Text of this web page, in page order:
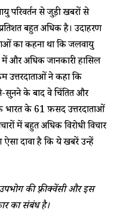
परिवर्तन से जुड़ी खबरों से
बहुत अधिक है। उदाहरण
का कहना था कि जलवायु
में और अधिक जानकारी हासिल
उत्तरदाताओं ने कहा कि
सुनने के बाद वे चिंतित और
के 61 फ़ीसद उत्तरदाताओं
में बहुत अधिक विरोधी विचार
दावा है कि ये खबरें उन्हें
उपभोग की फ़्रीक्वेंसी और इस
का संबंध है।